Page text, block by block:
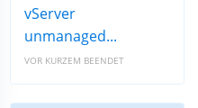
vServer
unmanaged...
VOR KURZEM BEENDET